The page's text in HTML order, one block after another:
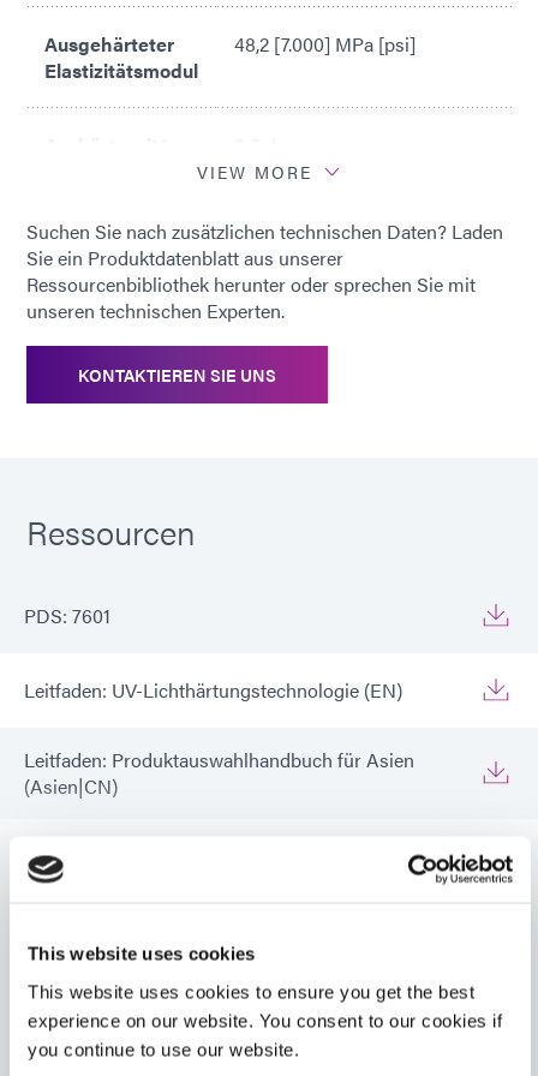
This website uses cookies
This website uses cookies to ensure you get the best
experience on our website. You consent to our cookies if
you continue to use our website.
Ausgehärteter
Elastizitätsmodul
48,2 [7.000] MPa [psi]
Aushärtezeit*
Aushärtungszeit basierend auf
Dymax 5000-EC Lichthärtend
Flächenlampensystem (200
mW/cm2)
VIEW MORE
Suchen Sie nach zusätzlichen technischen Daten? Laden
Sie ein Produktdatenblatt aus unserer
Ressourcenbibliothek herunter oder sprechen Sie mit
unseren technischen Experten.
KONTAKTIEREN SIE UNS
Ressourcen
PDS: 7601
Leitfaden: UV-Lichthärtungstechnologie (EN)
Leitfaden: Produktauswahlhandbuch für Asien
(Asien|CN)
Leitfaden: Produktauswahl für Asien (Asien|EN)
Leitfaden: Luft- und Raumfahrt & Verteidigung
(Asien|EN)